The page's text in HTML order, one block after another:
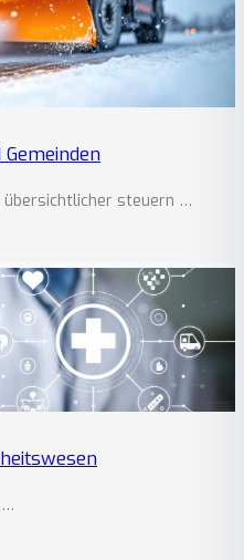
steuern …
…